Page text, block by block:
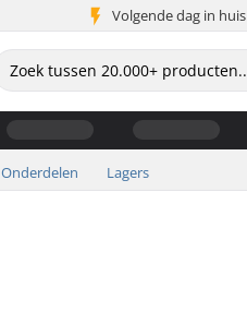
Volgende dag in huis
Onderdelen Lagers